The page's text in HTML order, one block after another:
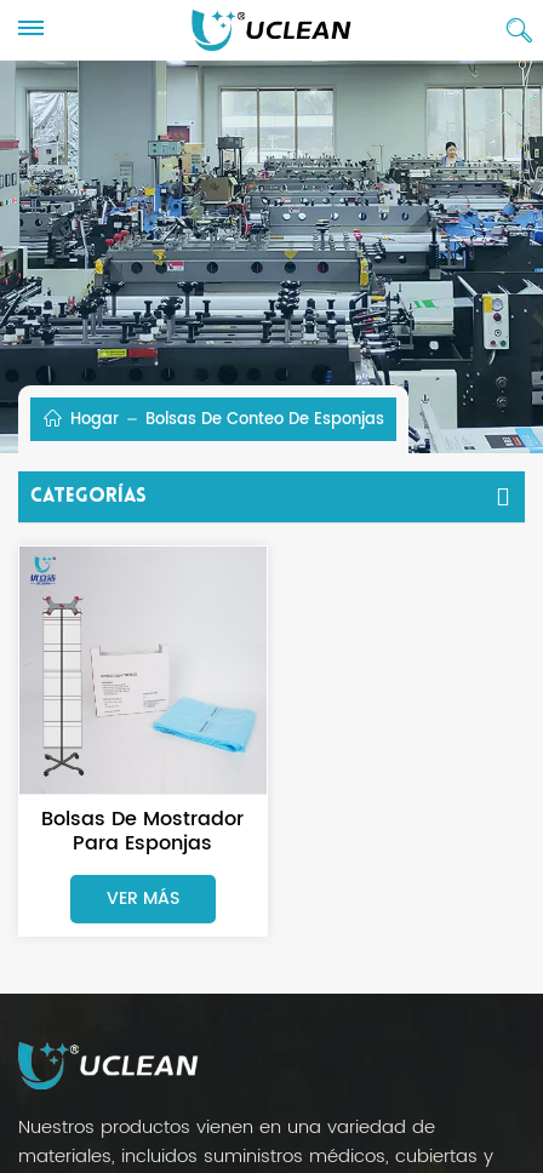
Hogar Bolsas De Conteo De Esponjas
Categorías
Bolsas De Mostrador
Para Esponjas
Quirúrgicas Sin Látex
Para Clínicas
VER MÁS
Nuestros productos vienen en una variedad de
materiales, incluidos suministros médicos, cubiertas y